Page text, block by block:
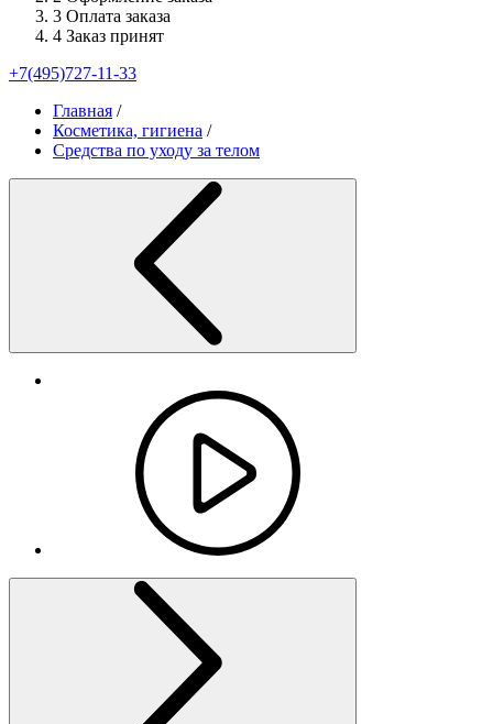
3 Оплата заказа
4 Заказ принят
+7(495)727-11-33
Главная /
Косметика, гигиена /
Средства по уходу за телом